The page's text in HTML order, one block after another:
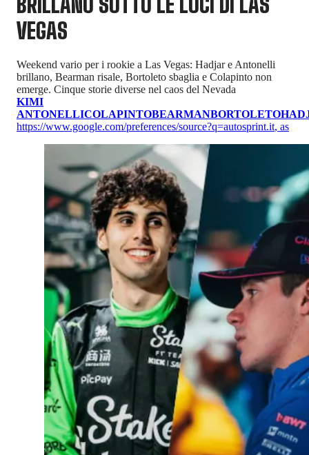
VEGAS
Weekend vario per i rookie a Las Vegas: Hadjar e Antonelli
brillano, Bearman risale, Bortoleto sbaglia e Colapinto non
emerge. Cinque storie diverse nel caos del Nevada
KIMI
ANTONELLICOLAPINTOBEARMANBORTOLETO
https://www.google.com/preferences/source?q=autosprint.it, as